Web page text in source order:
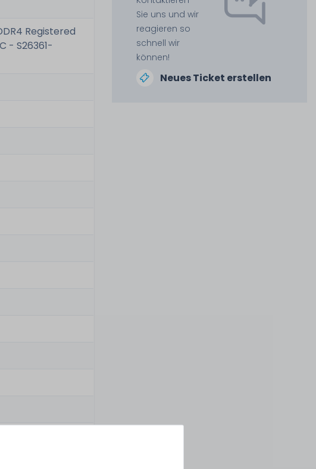
Registered
- S26361-
Sie uns und wir
reagieren so
schnell wir
können!
Neues Ticket erstellen